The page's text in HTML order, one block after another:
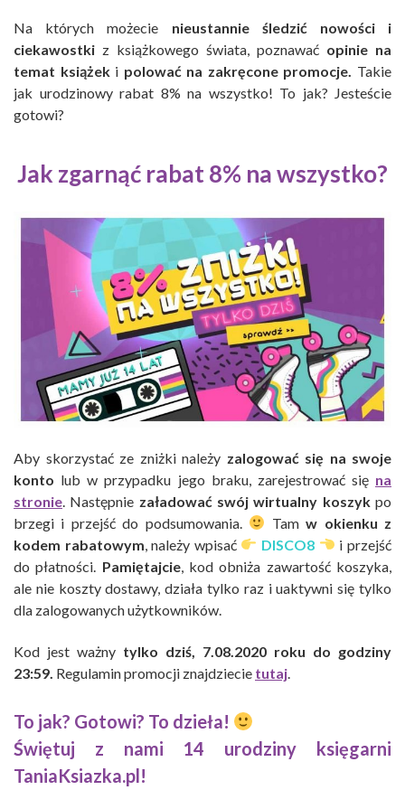
Na których możecie nieustannie śledzić nowości i
ciekawostki z książkowego świata, poznawać opinie na
temat książeki polować na zakręcone promocje. Takie
jak urodzinowy rabat 8% na wszystko! To jak? Jesteście
gotowi?
Jak zgarnąć rabat 8% na wszystko?
Aby skorzystać ze zniżki należy zalogować się na swoje
konto lub w przypadku jego braku, zarejestrować się na
stronie. Następnie załadować swój wirtualny koszykpo
brzegi i przejść do podsumowania.
Tamw okienku z
kodem rabatowym, należy wpisać DISCO8
i przejść
do płatności. Pamiętajcie, kod obniża zawartość koszyka,
ale nie koszty dostawy, działa tylko raz i uaktywni się tylko
dla zalogowanych użytkowników.
Kod jest ważny tylko dziś, 7.08.2020 roku do godziny
23:59. Regulamin promocji znajdziecie tutaj.
To jak? Gotowi? To dzieła!
Świętuj z nami 14 urodziny księgarni
TaniaKsiazka.pl!